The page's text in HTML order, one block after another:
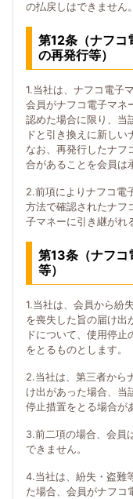
の払戻しはできません。
第12条（ナフコ
の再発行等）
1.当社は、ナフコ電子
会員がナフコ電子マネ
認めた場合に限り、当
ドと引き換えに新しい
なお、再発行したナフ
合があることを会員は
2.前項によりナフコ電
方法で確認されたナフ
子マネーに引き継がれ
第13条（ナフコ
等）
1.当社は、会員から紛
を喪失した旨の届け出
ドについて、使用停止
をとるものとします。
2.当社は、第三者から
け出があった場合、当
停止措置をとる場合が
3.前二項の場合、会員
できません。
4.当社は、紛失・盗難
た場合、会員がナフコ